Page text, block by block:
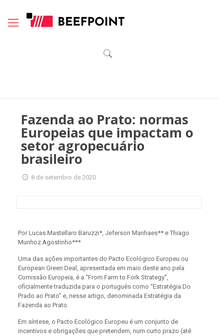
Fazenda ao Prato: normas
Europeias que impactam o
setor agropecuário
brasileiro
8 de setembro de 2020
Por Lucas Mastellaro Baruzzi*, Jeferson Manhaes** e Thiago
Munhoz Agostinho***
Uma das ações importantes do Pacto Ecológico Europeu ou
European Green Deal, apresentada em maio deste ano pela
Comissão Europeia, é a “From Farm to Fork Strategy”,
oficialmente traduzida para o português como “Estratégia Do
Prado ao Prato” e, nesse artigo, denominada Estratégia da
Fazenda ao Prato.
Em síntese, o Pacto Ecológico Europeu é um conjunto de
incentivos e obrigações que pretendem, num curto prazo (até